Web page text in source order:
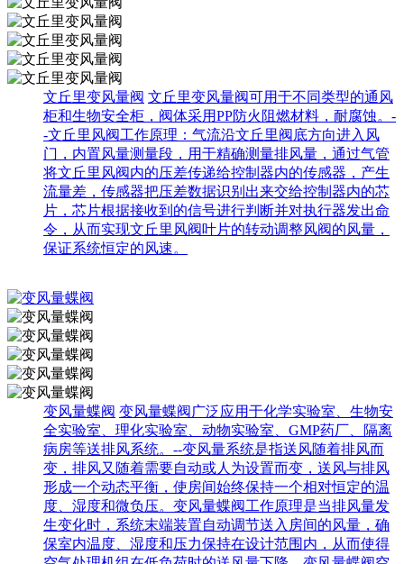
文丘里变风量阀 文丘里变风量阀可用于不同类型的通风
柜和生物安全柜，阀体采用PP防火阻燃材料，耐腐蚀。-
-文丘里风阀工作原理：气流沿文丘里阀底方向进入风
门，内置风量测量段，用于精确测量排风量，通过气管
将文丘里风阀内的压差传递给控制器内的传感器，产生
流量差，传感器把压差数据识别出来交给控制器内的芯
片，芯片根据接收到的信号进行判断并对执行器发出命
令，从而实现文丘里风阀叶片的转动调整风阀的风量，
保证系统恒定的风速。
变风量蝶阀 变风量蝶阀广泛应用于化学实验室、生物安
全实验室、理化实验室、动物实验室、GMP药厂、隔离
病房等送排风系统。--变风量系统是指送风随着排风而
变，排风又随着需要自动或人为设置而变，送风与排风
形成一个动态平衡，使房间始终保持一个相对恒定的温
度、湿度和微负压。变风量蝶阀工作原理是当排风量发
生变化时，系统末端装置自动调节送入房间的风量，确
保室内温度、湿度和压力保持在设计范围内，从而使得